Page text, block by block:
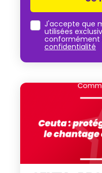
J'accepte que
utilisées
confidentialité